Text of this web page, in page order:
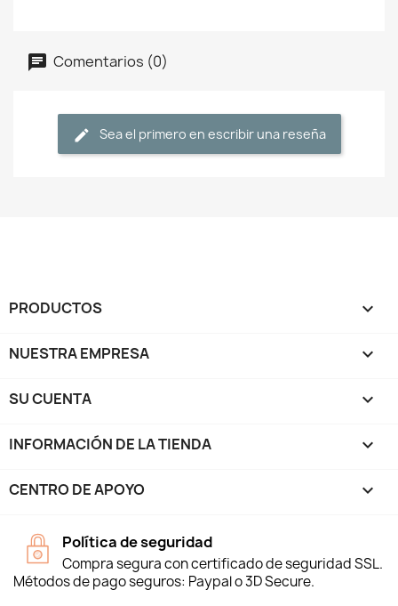
Comentarios (0)
Sea el primero en escribir una reseña
PRODUCTOS 
NUESTRA EMPRESA 
SU CUENTA 
INFORMACIÓN DE LA TIENDA keyboard_arrow_down
CENTRO DE APOYO 
Política de seguridad
Compra segura con certificado de seguridad SSL.
Métodos de pago seguros: Paypal o 3D Secure.